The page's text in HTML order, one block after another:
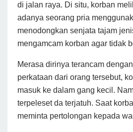
di jalan raya. Di situ, korban
adanya seorang pria
menodongkan senjata tajam
mengamcam korban agar tidak
Merasa dirinya terancam
perkataan dari orang tersebut,
masuk ke dalam gang kecil.
terpeleset da terjatuh. Saat
meminta pertolongan kepada